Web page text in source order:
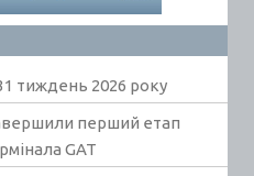
тиждень 2026 року
перший етап
GAT